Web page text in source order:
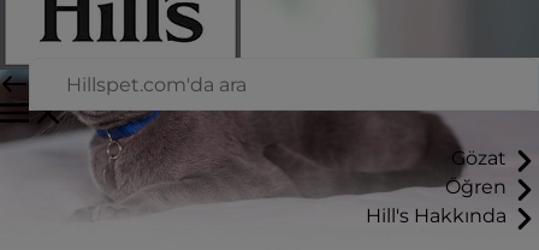
Gözat
Öğren
Hill's Hakkında